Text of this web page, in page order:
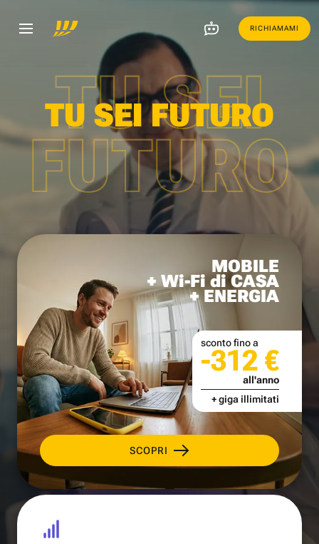
RICHIAMAMI
TU SEI
FUTURO
TU SEI FUTURO
MOBILE
+ Wi-Fi di CASA
+ ENERGIA
SCOPRI
sconto fino a
-312 €
all'anno
+ giga illimitati